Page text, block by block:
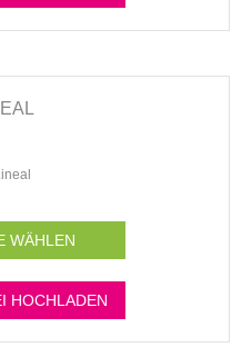
WÄHLEN
HOCHLADEN